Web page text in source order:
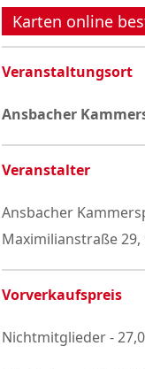
Karten online
Veranstaltungsort
Ansbacher
Veranstalter
Ansbacher
Maximilianstraße 29,
Vorverkaufspreis
Nichtmitglieder -